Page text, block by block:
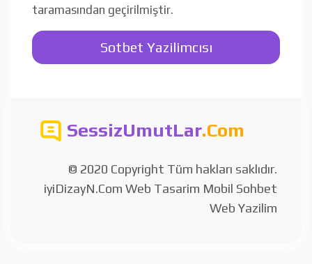
taramasından geçirilmiştir.
Sotbet Yazilimcısı
SessizUmutLar.Com
© 2020 Copyright Tüm hakları saklıdır.
iyiDizayN.Com Web Tasarim Mobil Sohbet
Web Yazilim